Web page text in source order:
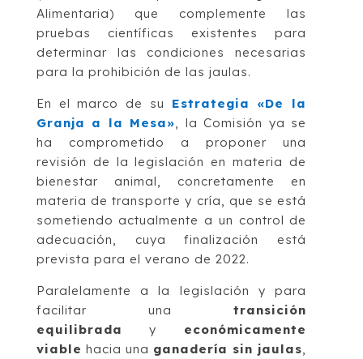
Alimentaria) que complemente las
pruebas científicas existentes para
determinar las condiciones necesarias
para la prohibición de las jaulas.
En el marco de su Estrategia «De la
Granja a la Mesa», la Comisión ya se
ha comprometido a proponer una
revisión de la legislación en materia de
bienestar animal, concretamente en
materia de transporte y cría, que se está
sometiendo actualmente a un control de
adecuación, cuya finalización está
prevista para el verano de 2022.
Paralelamente a la legislación y para
facilitar unatransición
equilibrada y económicamente
viable hacia una ganadería sin jaulas,